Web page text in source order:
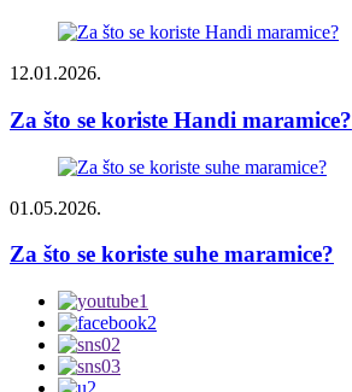
12.01.2026.
Za što se koriste Handi maramice?
01.05.2026.
Za što se koriste suhe maramice?